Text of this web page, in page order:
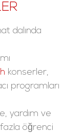
dalında
konserler,
programları
yardım ve
öğrenci